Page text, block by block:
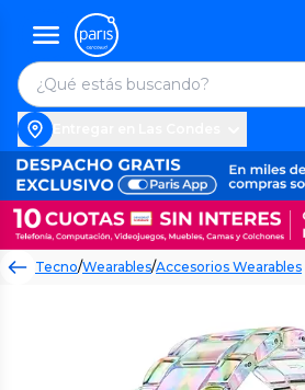
Tecno/Wearables/Accesorios Wearables